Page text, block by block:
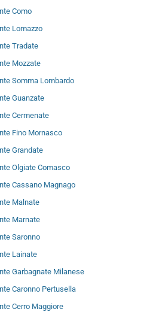
Como
Lomazzo
Tradate
Mozzate
Somma Lombardo
Guanzate
Cermenate
Fino Mornasco
Grandate
Olgiate Comasco
Cassano Magnago
Malnate
Marnate
Saronno
Lainate
Garbagnate Milanese
Caronno Pertusella
Cerro Maggiore